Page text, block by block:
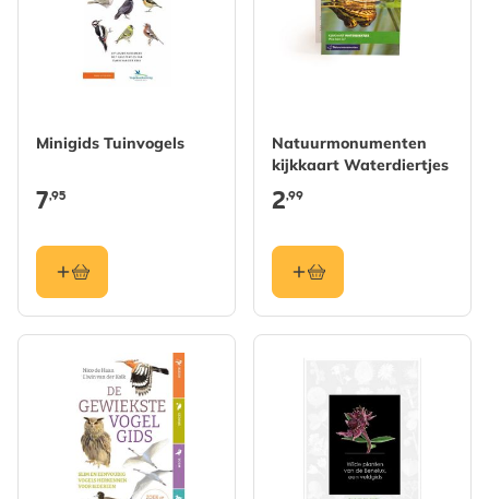
Minigids Tuinvogels
7,95
Natuurmonumenten
kijkkaart Waterdiertjes
2,99